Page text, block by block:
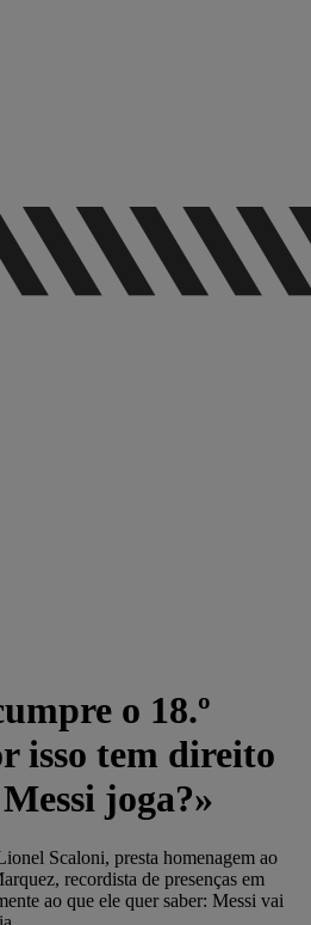
o 18.º
isso tem direito
joga?»
Scaloni, presta homenagem ao
recordista de presenças em
ao que ele quer saber: Messi vai